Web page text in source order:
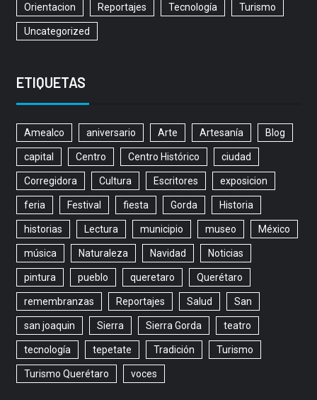
Orientacion Reportajes Tecnología Turismo
Uncategorized
ETIQUETAS
Amealco aniversario Arte Artesanía Blog
capital Centro Centro Histórico ciudad
Corregidora Cultura Escritores exposicion
feria Festival fiesta Gorda Historia
historias Lectura municipio museo México
música Naturaleza Navidad Noticias
pintura pueblo queretaro Querétaro
remembranzas Reportajes Salud San
san joaquin Sierra Sierra Gorda teatro
tecnología tepetate Tradición Turismo
Turismo Querétaro voces